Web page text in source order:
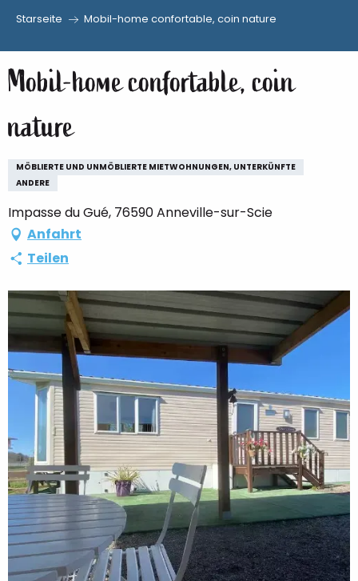
au
contenu
principal
Starseite Mobil-home confortable, coin nature
Mobil-home confortable, coin
nature
MÖBLIERTE UND UNMÖBLIERTE MIETWOHNUNGEN, UNTERKÜNFTE
ANDERE
Impasse du Gué, 76590 Anneville-sur-Scie
Anfahrt
Teilen